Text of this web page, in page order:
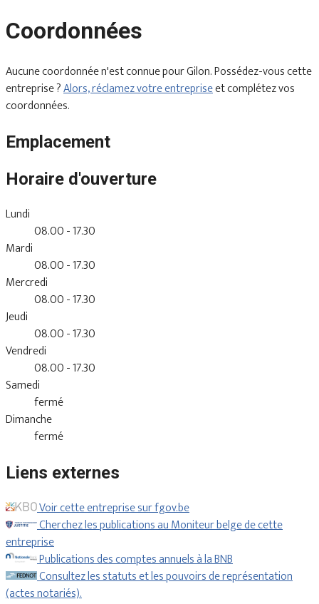
Coordonnées
Aucune coordonnée n'est connue pour Gilon. Possédez-vous cette
entreprise ?Alors, réclamez votre entrepriseet complétez vos
coordonnées.
Emplacement
Horaire d'ouverture
Lundi
08.00 - 17.30
Mardi
08.00 - 17.30
Mercredi
08.00 - 17.30
Jeudi
08.00 - 17.30
Vendredi
08.00 - 17.30
Samedi
fermé
Dimanche
fermé
Liens externes
Voir cette entreprise sur fgov.be
Cherchez les publications au Moniteur belge de cette
entreprise
Publications des comptes annuels à la BNB
Consultez les statuts et les pouvoirs de représentation
(actes notariés).